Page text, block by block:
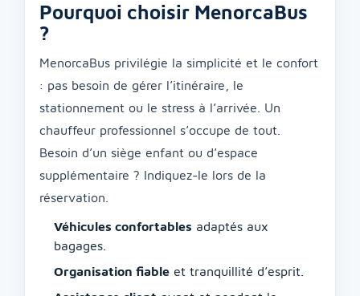
Pourquoi choisir MenorcaBus
?
MenorcaBus privilégie la simplicité et le confort
: pas besoin de gérer l’itinéraire, le
stationnement ou le stress à l’arrivée. Un
chauffeur professionnel s’occupe de tout.
Besoin d’un siège enfant ou d’espace
supplémentaire ? Indiquez-le lors de la
réservation.
Véhicules confortables adaptés aux
bagages.
Organisation fiable et tranquillité d’esprit.